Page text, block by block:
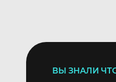
ВЫ ЗНАЛИ